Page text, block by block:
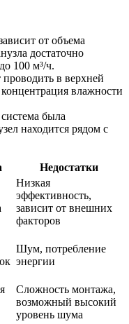
от объема
достаточно
100 м³/ч.
проводить в верхней
влажности
была
находится рядом с
Недостатки
Низкая
эффективность,
зависит от внешних
факторов
Шум, потребление
энергии
Сложность монтажа,
возможный высокий
уровень шума